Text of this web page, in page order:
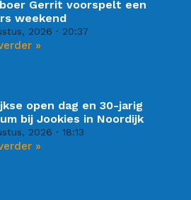
Gerrit voorspelt een
weekend
2026 20:37
»
open dag en 30-jarig
bij Jookies in Noordijk
2026 18:13
»